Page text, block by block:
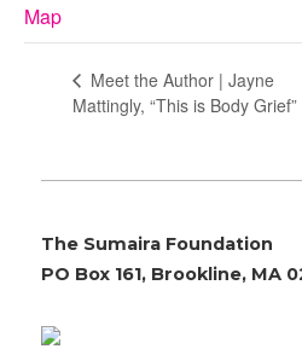
Map
Meet the Author | Jayne
Mattingly, “This is Body Grief”
The Sumaira Foundation
PO Box 161, Brookline, MA